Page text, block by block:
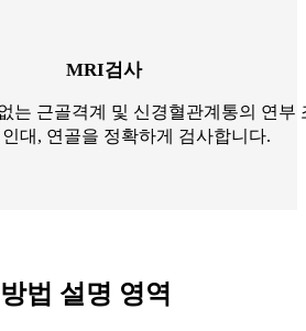
MRI검사
는 근골격계 및 신경혈관계통의 연부
대, 연골을 정확하게 검사합니다.
법 설명 영역